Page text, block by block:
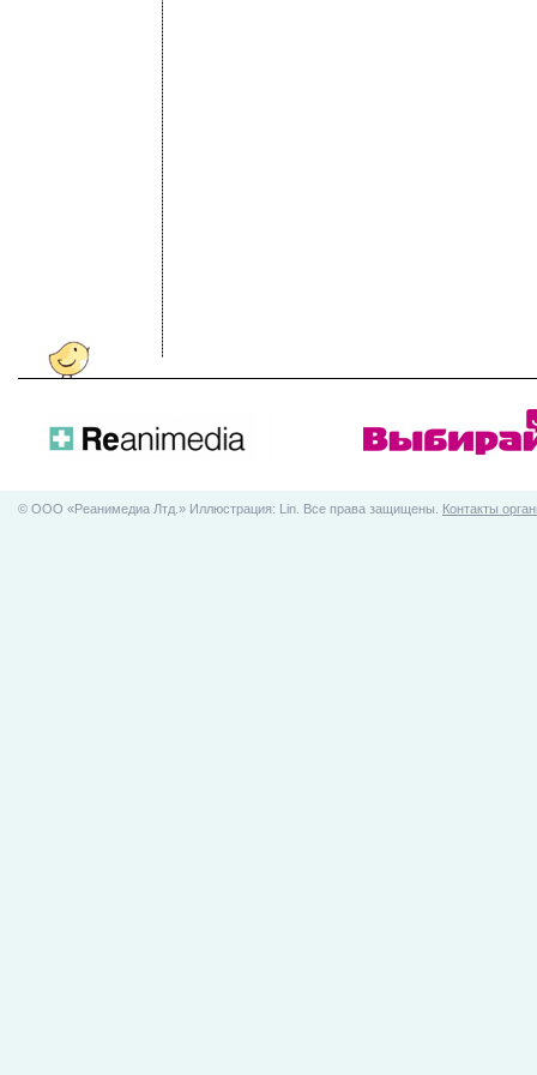
© ООO «Реанимедиа Лтд.» Иллюстрация: Lin. Все права защищены. Контакты